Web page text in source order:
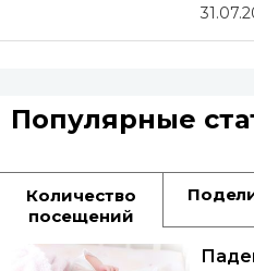
Популярные
Количество
посещений